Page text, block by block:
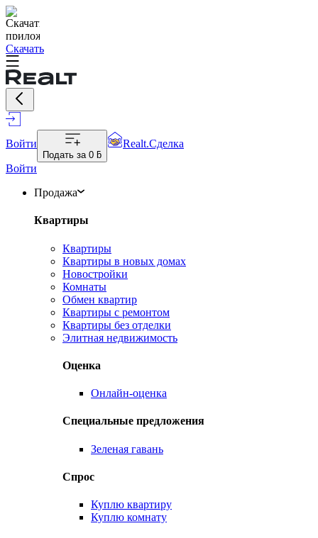
Скачать
Войти
Подать за 0 ƃ
Realt.Сделка
Войти
Продажа
Квартиры
Квартиры
Квартиры в новых домах
Новостройки
Комнаты
Обмен квартир
Квартиры с ремонтом
Квартиры без отделки
Элитная недвижимость
Оценка
Онлайн-оценка
Специальные предложения
Зеленая гавань
Спрос
Куплю квартиру
Куплю комнату